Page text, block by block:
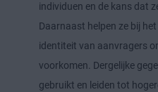
individuen en de kans dat
Daarnaast helpen ze bij
identiteit van aanvragers
voorkomen. Dergelijke
gebruikt en leiden tot